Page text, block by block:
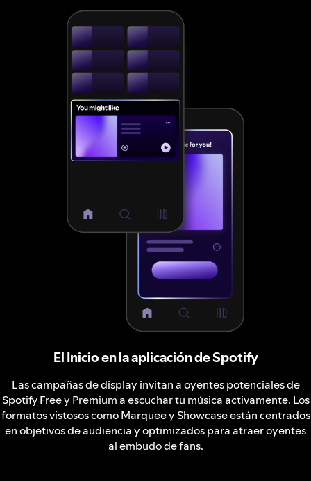
El Inicio en la aplicación de Spotify
Las campañas de display invitan a oyentes potenciales de
Spotify Free y Premium a escuchar tu música activamente. Los
formatos vistosos como Marquee y Showcase están centrados
en objetivos de audiencia y optimizados para atraer oyentes
al embudo de fans.